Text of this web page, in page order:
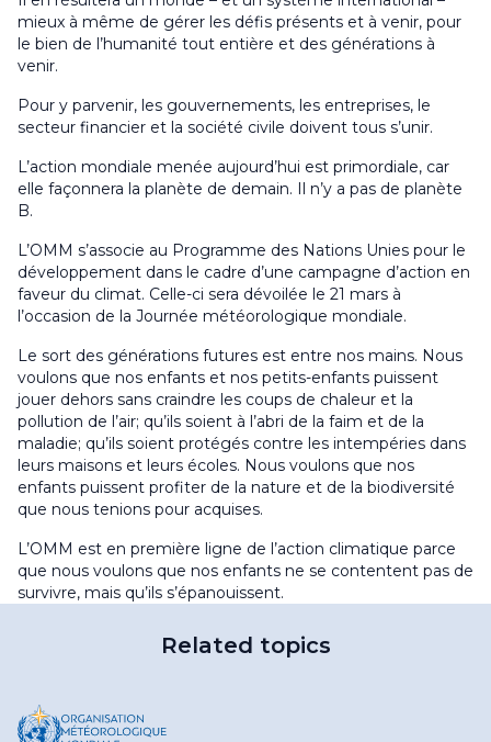
mieux à même de gérer les défis présents et à venir, pour
le bien de l’humanité tout entière et des générations à
venir.
Pour y parvenir, les gouvernements, les entreprises, le
secteur financier et la société civile doivent tous s’unir.
L’action mondiale menée aujourd’hui est primordiale, car
elle façonnera la planète de demain. Il n’y a pas de planète
B.
L’OMM s’associe au Programme des Nations Unies pour le
développement dans le cadre d’une campagne d’action en
faveur du climat. Celle-ci sera dévoilée le 21 mars à
l’occasion de la Journée météorologique mondiale.
Le sort des générations futures est entre nos mains. Nous
voulons que nos enfants et nos petits-enfants puissent
jouer dehors sans craindre les coups de chaleur et la
pollution de l’air; qu’ils soient à l’abri de la faim et de la
maladie; qu’ils soient protégés contre les intempéries dans
leurs maisons et leurs écoles. Nous voulons que nos
enfants puissent profiter de la nature et de la biodiversité
que nous tenions pour acquises.
L’OMM est en première ligne de l’action climatique parce
que nous voulons que nos enfants ne se contentent pas de
survivre, mais qu’ils s’épanouissent.
Related topics